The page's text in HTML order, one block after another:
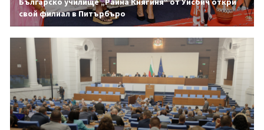
свой филиал в Питърбъро